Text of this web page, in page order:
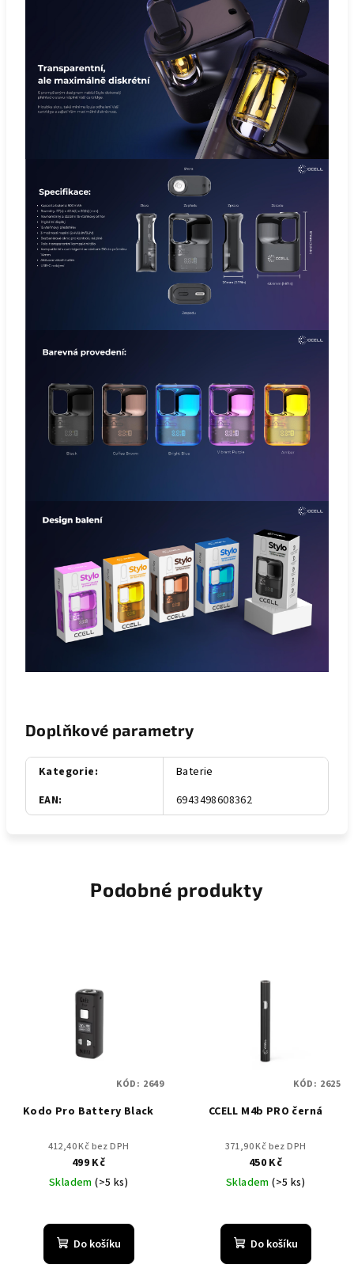
Doplňkové parametry
Kategorie:
Baterie
EAN: 6943498608362
Podobné produkty
Kodo Pro Battery Black
412,40 Kč bez DPH
499 Kč
Skladem(>5 ks)
Do košíku
KÓD: 2649
CCELL M4b PRO černá
371,90 Kč bez DPH
450 Kč
Skladem(>5 ks)
Do košíku
KÓD: 2625